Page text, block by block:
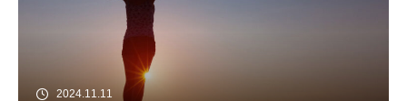
2024.11.11